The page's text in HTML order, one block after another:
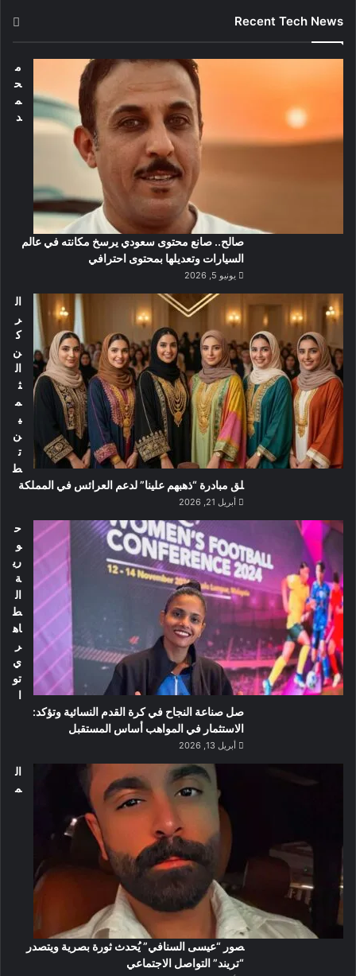
Recent Tech News
م
ح
م
د
صالح.. صانع محتوى سعودي يرسخ مكانته في عالم
السيارات وتعديلها بمحتوى احترافي
يونيو 5, 2026
ال
ر
ك
ن
ال
ث
م
ي
ن
ت
ط
لق مبادرة “ذهبهم علينا” لدعم العرائس في المملكة
أبريل 21, 2026
ح
و
ري
ة
ال
ط
اه
ر
ي
تو
ا
صل صناعة النجاح في كرة القدم النسائية وتؤكد:
الاستثمار في المواهب أساس المستقبل
أبريل 13, 2026
ال
م
صور “عيسى السنافي” يُحدث ثورة بصرية ويتصدر
“تريند” التواصل الاجتماعي